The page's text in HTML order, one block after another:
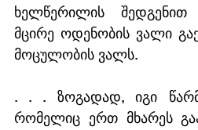
ხელწერილის შედგენით
მცირე ოდენობის ვალი
მოცულობის ვალს.
. . . ზოგადად, იგი
რომელიც ერთ მხარეს